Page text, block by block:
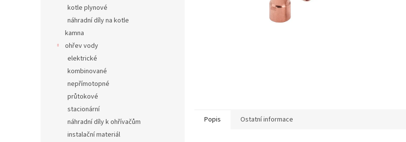
kotle plynové
náhradní díly na kotle
kamna
ohřev vody
elektrické
kombinované
nepřímotopné
průtokové
stacionární
náhradní díly k ohřívačům
instalační materiál
Popis Ostatní informace